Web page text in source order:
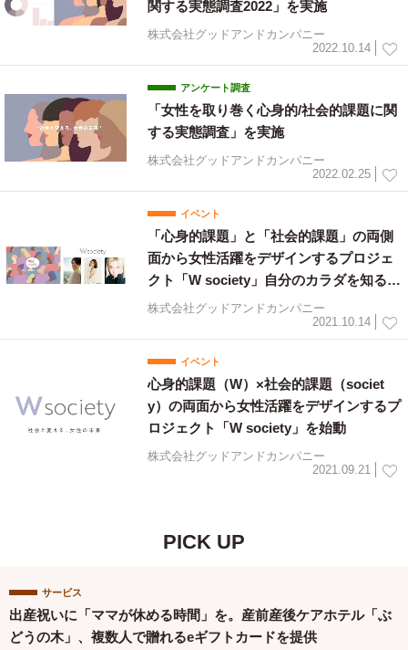
関する実態調査2022」を実施
株式会社グッドアンドカンパニー
2022.10.14
アンケート調査
「女性を取り巻く心身的/社会的課題に関
する実態調査」を実施
株式会社グッドアンドカンパニー
2022.02.25
イベント
「心身的課題」と「社会的課題」の両側
面から女性活躍をデザインするプロジェ
クト「W society」自分のカラダを知るき
っかけづくりを啓発し、女性と社会に“気
づき”を与える「egg week」開催決定
株式会社グッドアンドカンパニー
2021.10.14
イベント
心身的課題（W）×社会的課題（societ
y）の両面から女性活躍をデザインするプ
ロジェクト「W society」を始動
株式会社グッドアンドカンパニー
2021.09.21
PICK UP
サービス
出産祝いに「ママが休める時間」を。産前産後ケアホテル「ぶ
どうの木」、複数人で贈れるeギフトカードを提供